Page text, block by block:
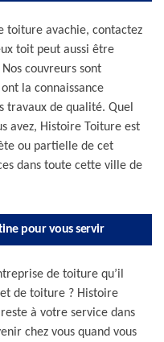
toiture avachie, contactez
toit peut aussi être
couvreurs sont
la connaissance
travaux de qualité. Quel
avez, Histoire Toiture est
ou partielle de cet
dans toute cette ville de
pour vous servir
de toiture qu’il
de toiture ? Histoire
à votre service dans
chez vous quand vous